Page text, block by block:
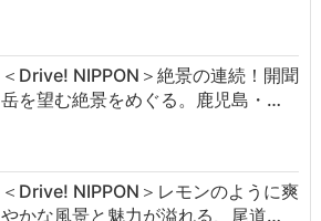
＜Drive! NIPPON＞絶景の連続！開聞
岳を望む絶景をめぐる。鹿児島・…
＜Drive! NIPPON＞レモンのように爽
やかな風景と魅力が溢れる、尾道…